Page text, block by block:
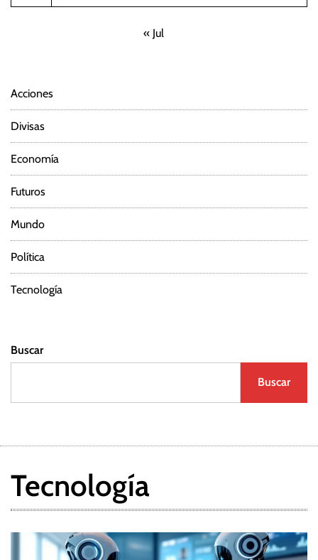
« Jul
Acciones
Divisas
Economía
Futuros
Mundo
Política
Tecnología
Buscar
Buscar
Tecnología